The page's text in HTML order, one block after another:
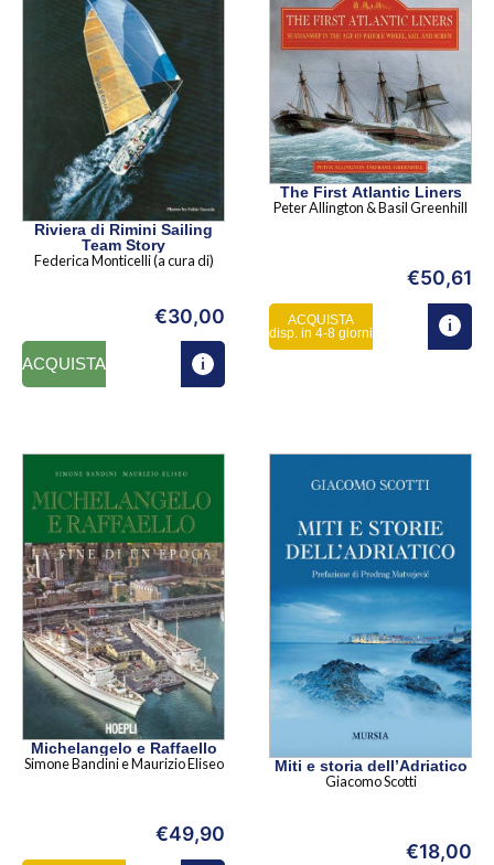
Riviera di Rimini Sailing
Team Story
Federica Monticelli (a cura di)
€30,00
ACQUISTA
The First Atlantic Liners
Peter Allington & Basil Greenhill
€50,61
ACQUISTA
disp. in 4-8 giorni
Michelangelo e Raffaello
Simone Bandini e Maurizio Eliseo
€49,90
Miti e storia dell’Adriatico
Giacomo Scotti
€18,00